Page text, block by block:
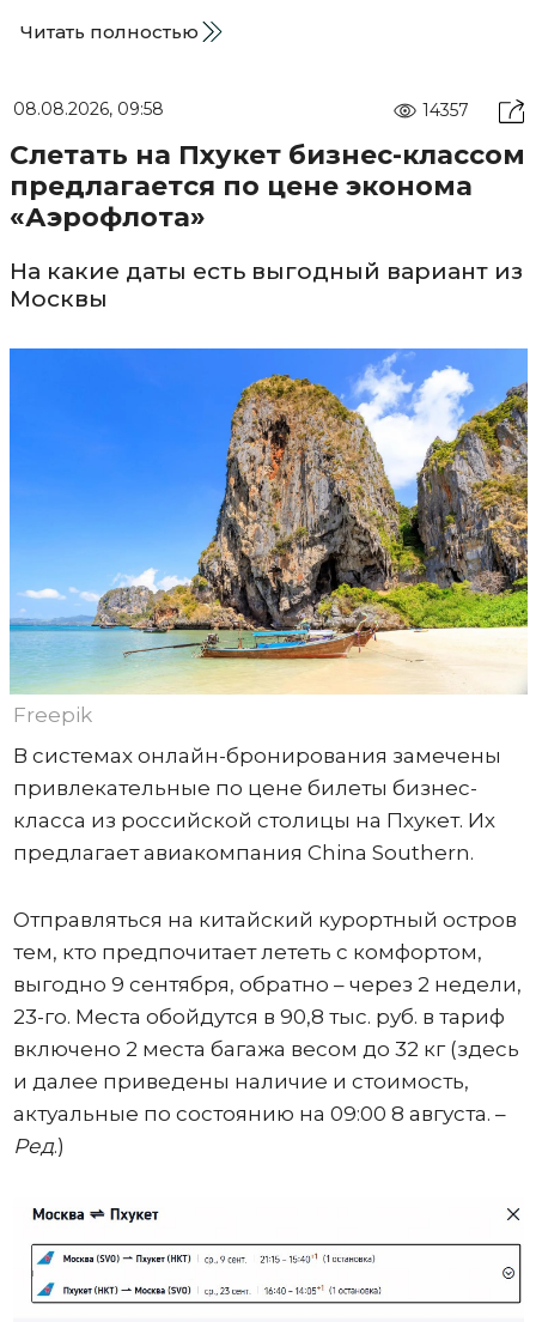
Читать полностью
08.08.2026, 09:58 14357
Слетать на Пхукет бизнес-классом
предлагается по цене эконома
«Аэрофлота»
На какие даты есть выгодный вариант из
Москвы
Freepik
В системах онлайн-бронирования замечены
привлекательные по цене билеты бизнес-
класса из российской столицы на Пхукет. Их
предлагает авиакомпания China Southern.
Отправляться на китайский курортный остров
тем, кто предпочитает лететь с комфортом,
выгодно 9 сентября, обратно – через 2 недели,
23-го. Места обойдутся в 90,8 тыс. руб. в тариф
включено 2 места багажа весом до 32 кг (здесь
и далее приведены наличие и стоимость,
актуальные по состоянию на 09:00 8 августа. –
Ред.)